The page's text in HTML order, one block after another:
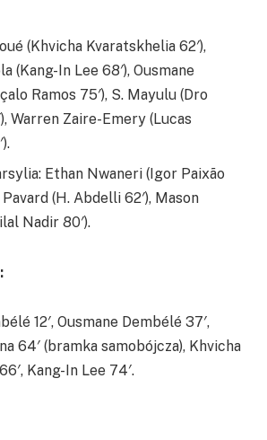
(Khvicha Kvaratskhelia 62′),
(Kang-In Lee 68′), Ousmane
Ramos 75′), S. Mayulu (Dro
Warren Zaire-Emery (Lucas
Ethan Nwaneri (Igor Paixão
(H. Abdelli 62′), Mason
Nadir 80′).
12′, Ousmane Dembélé 37′,
64′ (bramka samobójcza), Khvicha
Kang-In Lee 74′.